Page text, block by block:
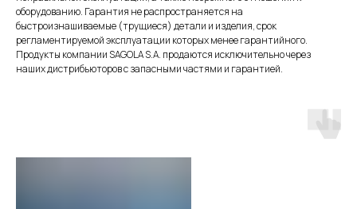
оборудованию. Гарантия не распространяется на
быстроизнашиваемые (трущиеся) детали и изделия, срок
регламентируемой эксплуатации которых менее гарантийного.
Продукты компании SAGOLA S.A. продаются исключительно через
наших дистрибьюторов с запасными частями и гарантией.